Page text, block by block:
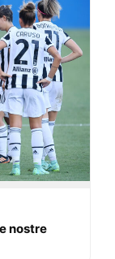
nostre